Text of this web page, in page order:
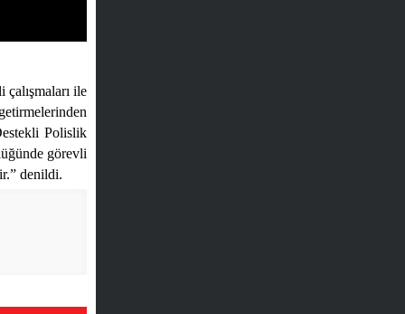
ile
Polislik
görevli
denildi.